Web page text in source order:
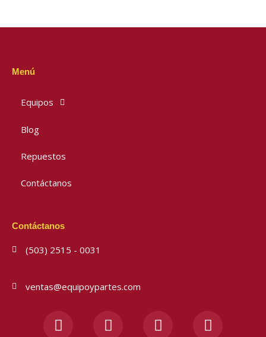
Menú
Equipos
Blog
Repuestos
Contáctanos
Contáctanos
(503) 2515 - 0031
ventas@equipoypartes.com
a n o h